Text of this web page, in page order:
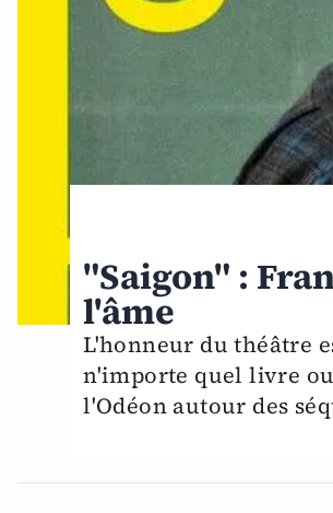
"Saigon" :
l'âme
L'honneur du théâtre
n'importe quel livre
l'Odéon autour des